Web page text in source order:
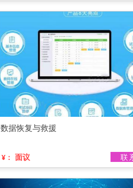
数据恢复与救援
¥： 面议 联